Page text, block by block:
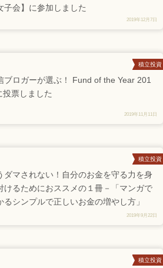
子会】に参加しました
2019年12月7日
ブロガーが選ぶ！ Fund of the Year 201
投票しました
2019年11月11日
積立投資
ダマされない！自分のお金を守る力を身
けるためにおススメの１冊－「マンガで
るシンプルで正しいお金の増やし方」
2019年9月22日
積立投資
積立投資